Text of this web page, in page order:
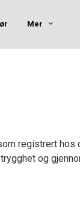
Mer
registrert hos
og